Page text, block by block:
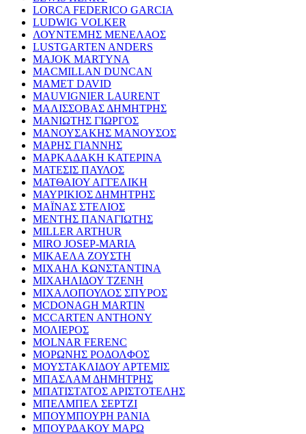
LORCA FEDERICO GARCIA
LUDWIG VOLKER
ΛΟΥΝΤΕΜΗΣ ΜΕΝΕΛΑΟΣ
LUSTGARTEN ANDERS
MAJOK MARTYNA
MACMILLAN DUNCAN
MAMET DAVID
MAUVIGNIER LAURENT
ΜΑΛΙΣΣΟΒΑΣ ΔΗΜΗΤΡΗΣ
ΜΑΝΙΩΤΗΣ ΓΙΩΡΓΟΣ
ΜΑΝΟΥΣΑΚΗΣ ΜΑΝΟΥΣΟΣ
ΜΑΡΗΣ ΓΙΑΝΝΗΣ
ΜΑΡΚΑΔΑΚΗ ΚΑΤΕΡΙΝΑ
ΜΑΤΕΣΙΣ ΠΑΥΛΟΣ
ΜΑΤΘΑΙΟΥ ΑΓΓΕΛΙΚΗ
ΜΑΥΡΙΚΙΟΣ ΔΗΜΗΤΡΗΣ
ΜΑΪΝΑΣ ΣΤΕΛΙΟΣ
ΜΕΝΤΗΣ ΠΑΝΑΓΙΩΤΗΣ
MILLER ARTHUR
MIRO JOSEP-MARIA
ΜΙΚΑΕΛΑ ΖΟΥΣΤΗ
ΜΙΧΑΗΛ ΚΩΝΣΤΑΝΤΙΝΑ
ΜΙΧΑΗΛΙΔΟΥ ΤΖΕΝΗ
ΜΙΧΑΛΟΠΟΥΛΟΣ ΣΠΥΡΟΣ
MCDONAGH MARTIN
MCCARTEN ANTHONY
ΜΟΛΙΕΡΟΣ
MOLNAR FERENC
ΜΟΡΩΝΗΣ ΡΟΔΟΛΦΟΣ
ΜΟΥΣΤΑΚΛΙΔΟΥ ΑΡΤΕΜΙΣ
ΜΠΑΣΛΑΜ ΔΗΜΗΤΡΗΣ
ΜΠΑΤΙΣΤΑΤΟΣ ΑΡΙΣΤΟΤΕΛΗΣ
ΜΠΕΛΜΠΕΛ ΣΕΡΤΖΙ
ΜΠΟΥΜΠΟΥΡΗ ΡΑΝΙΑ
ΜΠΟΥΡΔΑΚΟΥ ΜΑΡΩ